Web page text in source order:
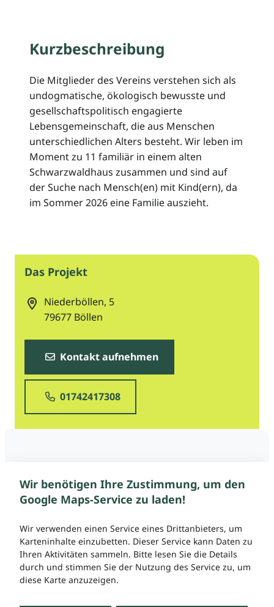
Kurzbeschreibung
Die Mitglieder des Vereins verstehen sich als
undogmatische, ökologisch bewusste und
gesellschaftspolitisch engagierte
Lebensgemeinschaft, die aus Menschen
unterschiedlichen Alters besteht. Wir leben im
Moment zu 11 familiär in einem alten
Schwarzwaldhaus zusammen und sind auf
der Suche nach Mensch(en) mit Kind(ern), da
im Sommer 2026 eine Familie auszieht.
Das Projekt
Niederböllen, 5
79677 Böllen
Kontakt aufnehmen
01742417308
Wir benötigen Ihre Zustimmung, um den
Google Maps-Service zu laden!
Wir verwenden einen Service eines Drittanbieters, um
Karteninhalte einzubetten. Dieser Service kann Daten zu
Ihren Aktivitäten sammeln. Bitte lesen Sie die Details
durch und stimmen Sie der Nutzung des Service zu, um
diese Karte anzuzeigen.